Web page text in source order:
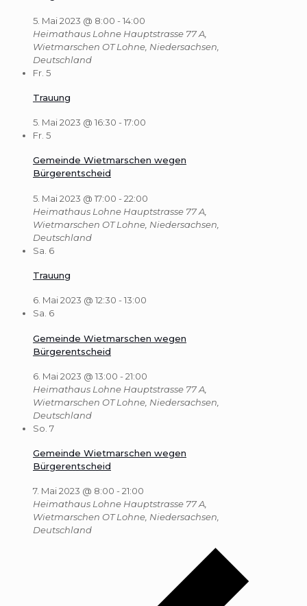
5. Mai 2023 @ 8:00 -14:00
Heimathaus Lohne Hauptstrasse 77 A,
Wietmarschen OT Lohne, Niedersachsen,
Deutschland
Fr. 5
Trauung
5. Mai 2023 @ 16:30 -17:00
Fr. 5
Gemeinde Wietmarschen wegen
Bürgerentscheid
5. Mai 2023 @ 17:00 -22:00
Heimathaus Lohne Hauptstrasse 77 A,
Wietmarschen OT Lohne, Niedersachsen,
Deutschland
Sa. 6
Trauung
6. Mai 2023 @ 12:30 -13:00
Sa. 6
Gemeinde Wietmarschen wegen
Bürgerentscheid
6. Mai 2023 @ 13:00 -21:00
Heimathaus Lohne Hauptstrasse 77 A,
Wietmarschen OT Lohne, Niedersachsen,
Deutschland
So. 7
Gemeinde Wietmarschen wegen
Bürgerentscheid
7. Mai 2023 @ 8:00 -21:00
Heimathaus Lohne Hauptstrasse 77 A,
Wietmarschen OT Lohne, Niedersachsen,
Deutschland